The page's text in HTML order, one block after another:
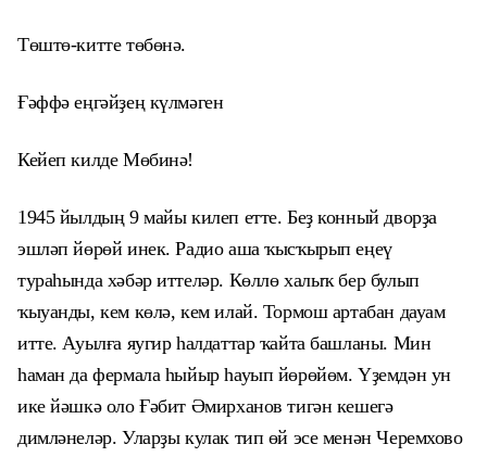
Төштө-китте төбөнә.
Ғәффә еңгәйҙең күлмәген
Кейеп килде Мөбинә!
1945 йылдың 9 майы килеп етте. Беҙ конный дворҙа
эшләп йөрөй инек. Радио аша ҡысҡырып еңеү
тураһында хәбәр иттеләр. Көллө халыҡ бер булып
ҡыуанды, кем көлә, кем илай. Тормош артабан дауам
итте. Ауылға яугир һалдаттар ҡайта башланы. Мин
һаман да фермала һыйыр һауып йөрөйөм. Үҙемдән ун
ике йәшкә оло Ғәбит Әмирханов тигән кешегә
димләнеләр. Уларҙы кулак тип өй эсе менән Черемхово